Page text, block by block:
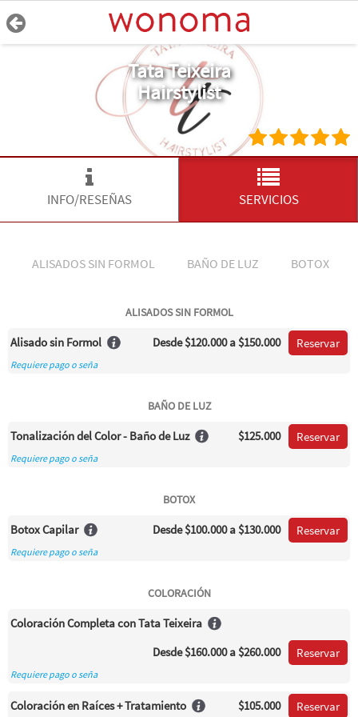
Tata Teixeira
Hairstylist
INFO/RESEÑAS SERVICIOS
ALISADOS SIN FORMOL BAÑO DE LUZ BOTOX
ALISADOS SIN FORMOL
Alisado sin Formol Desde$120.000a $150.000 Reservar
Requiere pago o seña
BAÑO DE LUZ
Tonalización del Color - Baño de Luz $125.000 Reservar
Requiere pago o seña
BOTOX
Botox Capilar Desde$100.000a $130.000 Reservar
Requiere pago o seña
COLORACIÓN
Coloración Completa con Tata Teixeira
Desde$160.000a $260.000 Reservar
Requiere pago o seña
Coloración en Raíces + Tratamiento $105.000 Reservar